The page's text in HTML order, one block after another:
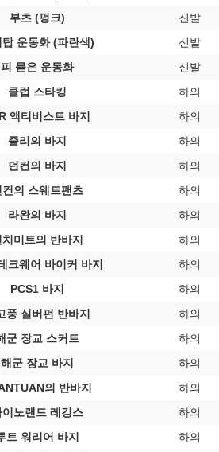
부츠 (펑크)
신발
탑 운동화 (파란색)
신발
피 묻은 운동화
신발
클럽 스타킹
하의
액티비스트 바지
하의
줄리의 바지
하의
던컨의 바지
하의
컨의 스웨트팬츠
하의
라완의 바지
하의
치미트의 반바지
하의
크웨어 바이커 바지
하의
PCS1 바지
하의
풍 실버펀 반바지
하의
군 장교 스커트
하의
해군 장교 바지
하의
의 반바지
하의
이노랜드 레깅스
하의
트 워리어 바지
하의